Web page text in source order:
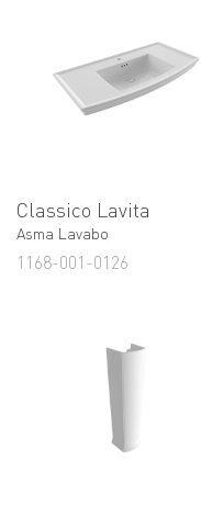
Classico Lavita
Asma Lavabo
1168-001-0126